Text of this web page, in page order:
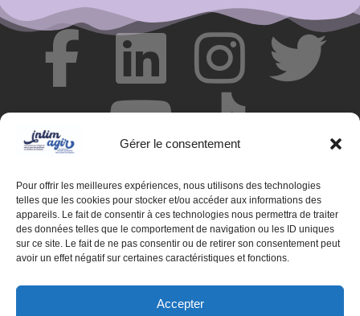
Gérer le consentement
Pour offrir les meilleures expériences, nous utilisons des technologies
telles que les cookies pour stocker et/ou accéder aux informations des
appareils. Le fait de consentir à ces technologies nous permettra de traiter
des données telles que le comportement de navigation ou les ID uniques
sur ce site. Le fait de ne pas consentir ou de retirer son consentement peut
avoir un effet négatif sur certaines caractéristiques et fonctions.
Accepter
© Centre de ressources INTIMAGIR Grand Est – 124 rue de
Newcastle 54000 NANCY
Mentions légales